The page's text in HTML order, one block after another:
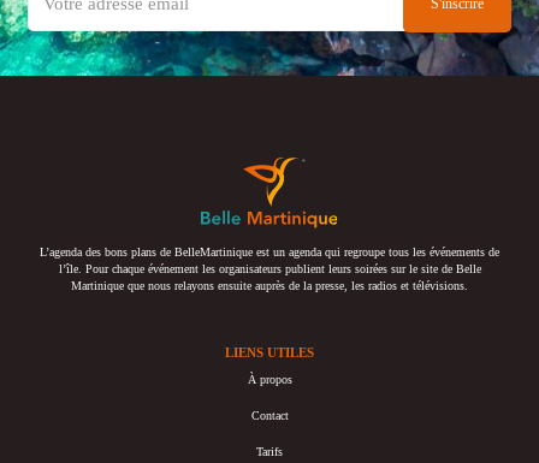
L’agenda des bons plans de BelleMartinique est un agenda qui regroupe tous les événements de
l’île. Pour chaque événement les organisateurs publient leurs soirées sur le site de Belle
Martinique que nous relayons ensuite auprès de la presse, les radios et télévisions.
LIENS UTILES
À propos
Contact
Tarifs